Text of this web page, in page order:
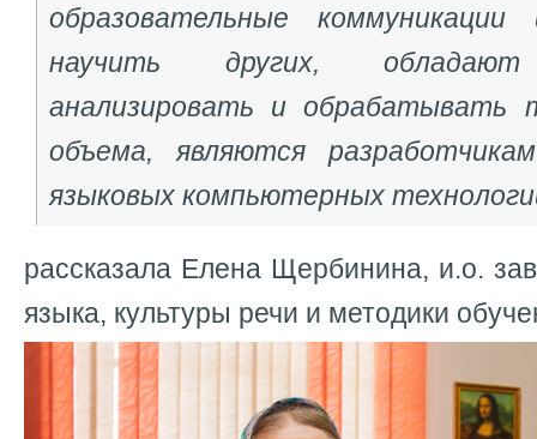
образовательные
научить других, обладают
анализировать и обрабатывать
объема, являются
языковых компьютерных
рассказала Елена Щербинина, и.о.
языка, культуры речи и методики